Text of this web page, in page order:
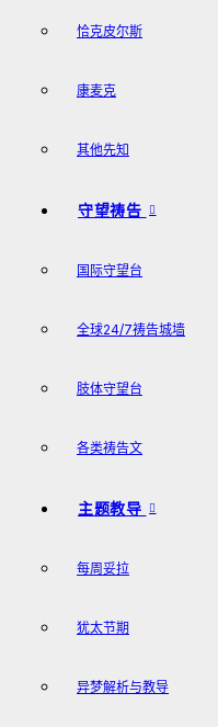
恰克皮尔斯
康麦克
其他先知
守望祷告
国际守望台
全球24/7祷告城墙
肢体守望台
各类祷告文
主题教导
每周妥拉
犹太节期
异梦解析与教导